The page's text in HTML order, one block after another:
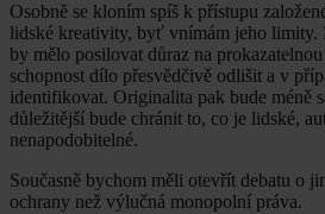
Osobně se kloním spíš k přístupu
lidské kreativity, byť vnímám jeho limity.
by mělo posilovat důraz na
schopnost dílo přesvědčivě odlišit a v
identifikovat. Originalita pak bude méně
důležitější bude chránit to, co je lidské,
nenapodobitelné.
Současně bychom měli otevřít debatu o
ochrany než výlučná monopolní práva.